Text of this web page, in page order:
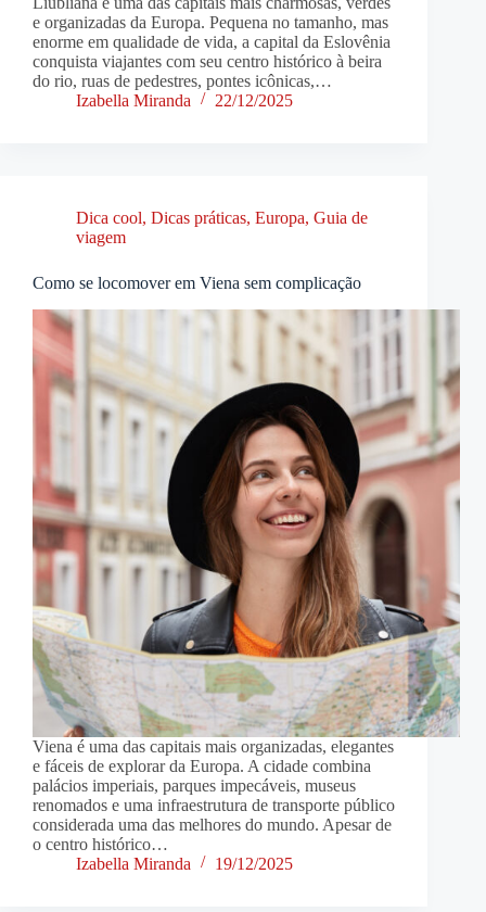
e organizadas da Europa. Pequena no tamanho, mas
enorme em qualidade de vida, a capital da Eslovênia
conquista viajantes com seu centro histórico à beira
do rio, ruas de pedestres, pontes icônicas,…
Izabella Miranda
22/12/2025
Dica cool, Dicas práticas, Europa, Guia de
viagem
Como se locomover em Viena sem complicação
Viena é uma das capitais mais organizadas, elegantes
e fáceis de explorar da Europa. A cidade combina
palácios imperiais, parques impecáveis, museus
renomados e uma infraestrutura de transporte público
considerada uma das melhores do mundo. Apesar de
o centro histórico…
Izabella Miranda
19/12/2025